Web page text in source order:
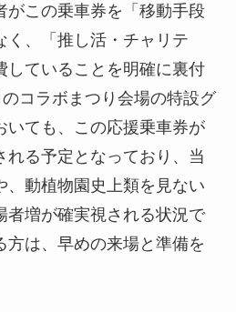
がこの乗車券を「移動手段
く、「推し活・チャリテ
していることを明確に裏付
コラボまつり会場の特設グ
いても、この応援乗車券が
れる予定となっており、当
、動植物園史上類を見ない
者増が確実視される状況で
方は、早めの来場と準備を